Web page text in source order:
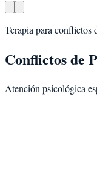
Terapia para conflictos
Conflictos de
Atención psicológica